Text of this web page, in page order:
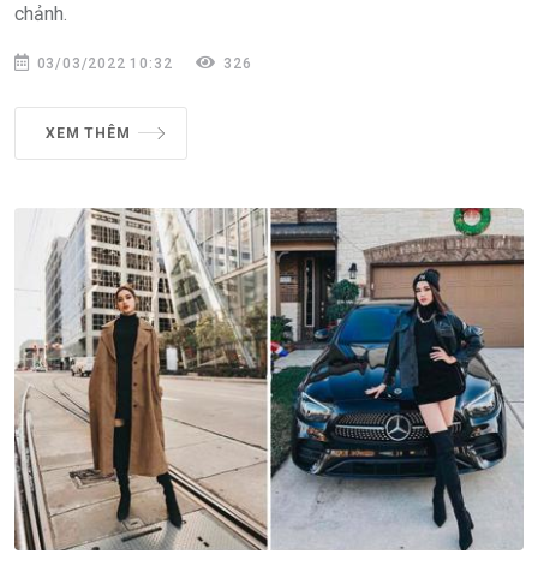
chảnh.
03/03/2022 10:32 326
XEM THÊM